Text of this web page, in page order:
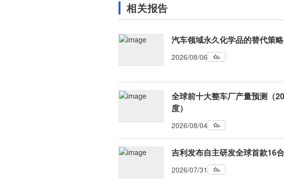
相关报告
汽车领域永久化学品的替代策略
2026/08/06
全球前十大整车厂产量预测（
度）
2026/08/04
吉利发布自主研发全球首款16
2026/07/31